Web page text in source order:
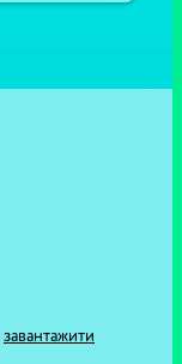
завантажити